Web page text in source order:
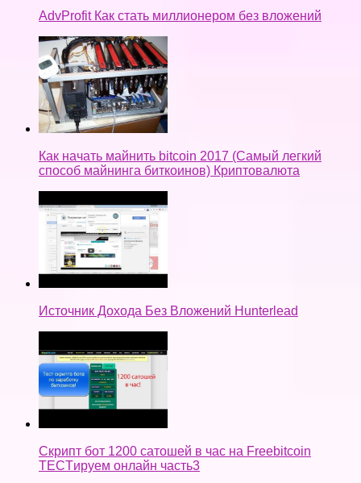
AdvProfit Как стать миллионером без вложений
Как начать майнить bitcoin 2017 (Самый легкий
способ майнинга биткоинов) Криптовалюта
Источник Дохода Без Вложений Hunterlead
Скрипт бот 1200 сатошей в час на Freebitcoin
TECTируем онлайн часть3